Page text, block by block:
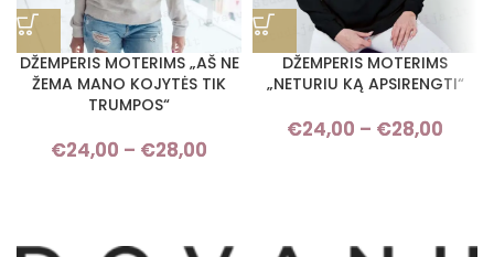
DŽEMPERIS MOTERIMS „AŠ NE
ŽEMA MANO KOJYTĖS TIK
TRUMPOS“
€24,00 – €28,00
DŽEMPERIS MOTERIMS
„NETURIU KĄ APSIRENGTI“
€24,00 – €28,00